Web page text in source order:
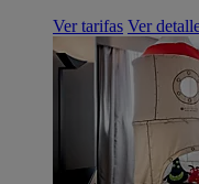
Ver tarifas Ver